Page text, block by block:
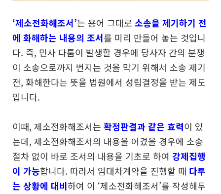
‘제소전화해조서’는 용어 그대로 소송을 제기하기 전
에 화해하는 내용의 조서를 미리 만들어 놓는 것입니
다. 즉, 민사 다툼이 발생할 경우에 당사자 간의 분쟁
이 소송으로까지 번지는 것을 막기 위해서 소송 제기
전, 화해한다는 뜻을 법원에서 성립결정을 받는 제도
입니다.
이때, 제소전화해조서는 확정판결과 같은 효력이 있
는데, 제소전화해조서의 내용을 어겼을 경우에 소송
절차 없이 바로 조서의 내용을 기초로 하여 강제집행
이 가능합니다. 따라서 임대차계약을 진행할 때 다투
는 상황에 대비하여 이 ‘제소전화해조서’를 작성해두